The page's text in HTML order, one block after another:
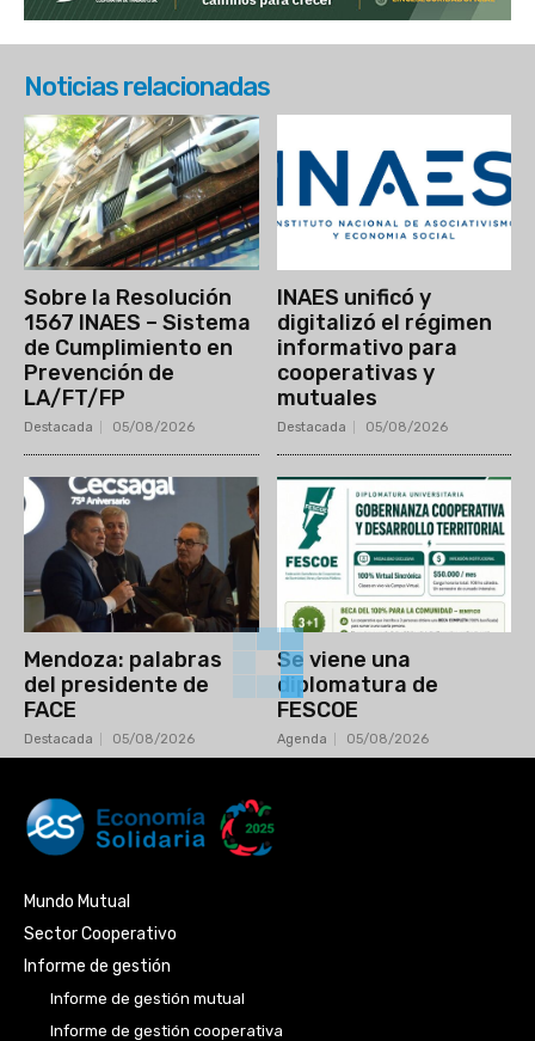
Noticias relacionadas
Sobre la Resolución
1567 INAES – Sistema
de Cumplimiento en
Prevención de
LA/FT/FP
Destacada 05/08/2026
INAES unificó y
digitalizó el régimen
informativo para
cooperativas y
mutuales
Destacada 05/08/2026
Mendoza: palabras
del presidente de
FACE
Destacada 05/08/2026
Se viene una
diplomatura de
FESCOE
Agenda 05/08/2026
Mundo Mutual
Sector Cooperativo
Informe de gestión
Informe de gestión mutual
Informe de gestión cooperativa